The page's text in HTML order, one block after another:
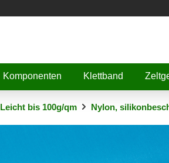
Komponenten Klettband
Leicht bis 100g/qm Nylon,